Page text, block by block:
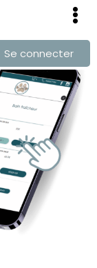
Se connecter